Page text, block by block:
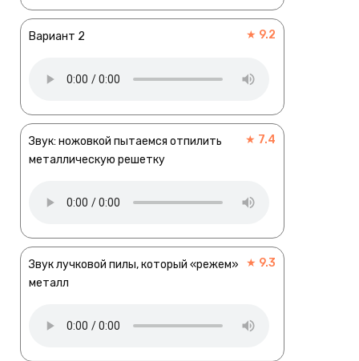
Вариант 2 ★ 9.2
Звук: ножовкой пытаемся отпилить
металлическую решетку
★ 7.4
Звук лучковой пилы, который «режем»
металл
★ 9.3